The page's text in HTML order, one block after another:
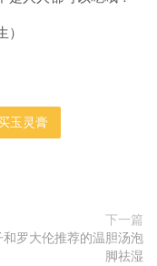
）
玉灵膏
下一篇
和罗大伦推荐的温胆汤泡
脚祛湿